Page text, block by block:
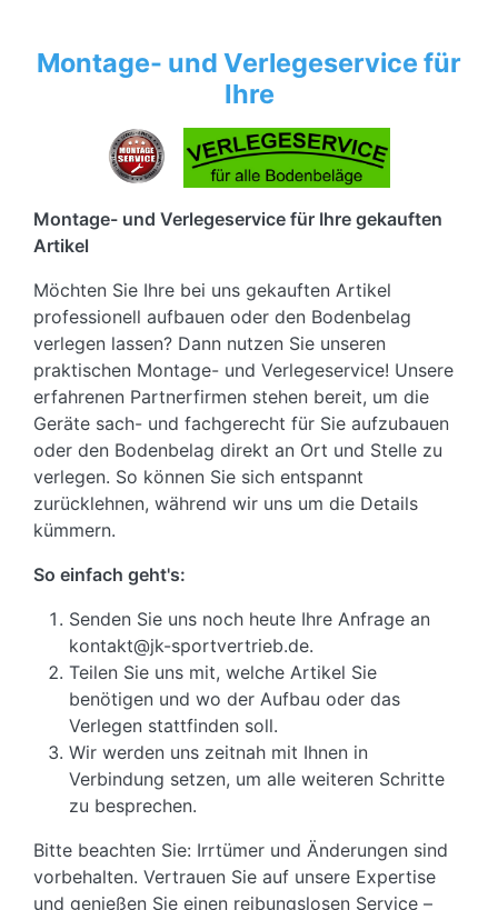
Montage- und Verlegeservice für
Ihre
Montage- und Verlegeservice für Ihre gekauften
Artikel
Möchten Sie Ihre bei uns gekauften Artikel
professionell aufbauen oder den Bodenbelag
verlegen lassen? Dann nutzen Sie unseren
praktischen Montage- und Verlegeservice! Unsere
erfahrenen Partnerfirmen stehen bereit, um die
Geräte sach- und fachgerecht für Sie aufzubauen
oder den Bodenbelag direkt an Ort und Stelle zu
verlegen. So können Sie sich entspannt
zurücklehnen, während wir uns um die Details
kümmern.
So einfach geht's:
Senden Sie uns noch heute Ihre Anfrage an
kontakt@jk-sportvertrieb.de.
Teilen Sie uns mit, welche Artikel Sie
benötigen und wo der Aufbau oder das
Verlegen stattfinden soll.
Wir werden uns zeitnah mit Ihnen in
Verbindung setzen, um alle weiteren Schritte
zu besprechen.
Bitte beachten Sie: Irrtümer und Änderungen sind
vorbehalten. Vertrauen Sie auf unsere Expertise
und genießen Sie einen reibungslosen Service –